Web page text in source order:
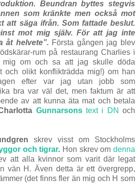
Beundran byttes stegvis
som kränkte men också mot
att säga ifrån. Som fattade beslut.
mot mig själv. För att jag inte
åt helvete”. Första gången jag blev
rum på restaurang Charlies i
mig om och sa att jag skulle döda
och olikt konflikträdda mig!) om han
efter var jag utan jobb som
bra var väl det, men faktum är att
av att kunna äta mat och betala
Gunnarsonstext i DN och
skrev visst om Stockholms
och tigrar. Hon skrev omdenna
att alla kvinnor som varit där legat
vän H. Även detta är ett övergrepp,
(det finns fler än mig och H som